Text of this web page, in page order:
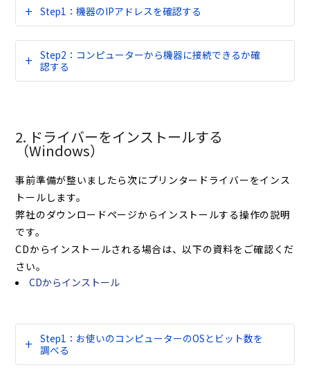
Step1：機器のIPアドレスを確認する
Step2：コンピューターから機器に接続できるか確
認する
2. ドライバーをインストールする
（Windows）
事前準備が整いましたら次にプリンタードライバーをインス
トールします。
弊社のダウンロードページからインストールする操作の説明
です。
CDからインストールされる場合は、以下の資料をご確認くだ
さい。
CDからインストール
Step1：お使いのコンピューターのOSとビット数を
調べる